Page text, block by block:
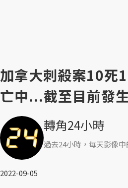
加拿大刺殺案10死
亡中...截至目前發
轉角24小時
過去24小時，每天影像
2022-09-05